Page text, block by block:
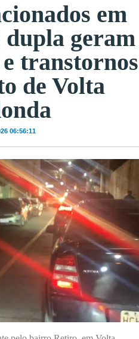
em
dupla geram
transtornos
de Volta
06:56:11